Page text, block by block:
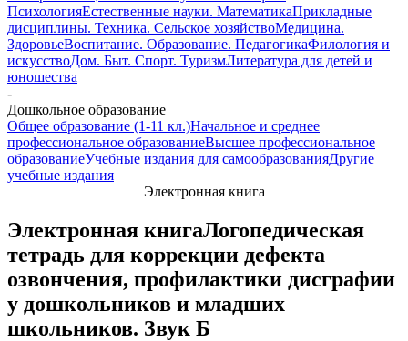
ПсихологияЕстественные науки. МатематикаПрикладные
дисциплины. Техника. Сельское хозяйствоМедицина.
ЗдоровьеВоспитание. Образование. ПедагогикаФилология и
искусствоДом. Быт. Спорт. ТуризмЛитература для детей и
юношества
-
Дошкольное образование
Общее образование (1-11 кл.)Начальное и среднее
профессиональное образованиеВысшее профессиональное
образованиеУчебные издания для самообразованияДругие
учебные издания
Электронная книга
Электронная книгаЛогопедическая
тетрадь для коррекции дефекта
озвончения, профилактики дисграфии
у дошкольников и младших
школьников. Звук Б